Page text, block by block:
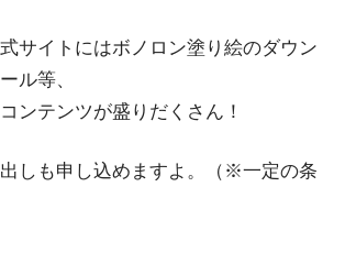
サイトにはボノロン塗り絵のダウン
ル等、
ンテンツが盛りだくさん！
しも申し込めますよ。（※一定の条